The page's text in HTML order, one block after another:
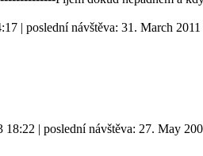
| poslední návštěva: 31. March
18:22 | poslední návštěva: 27. May